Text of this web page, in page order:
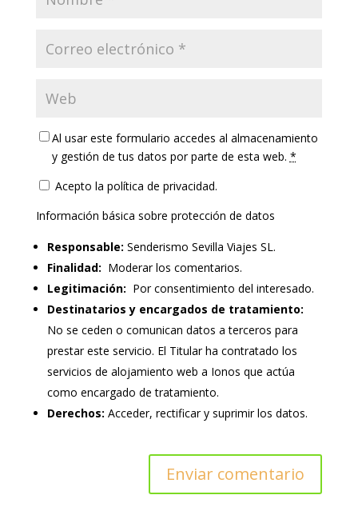
Al usar este formulario accedes al almacenamiento
y gestión de tus datos por parte de esta web. *
Acepto la política de privacidad.
Información básica sobre protección de datos
Responsable: Senderismo Sevilla Viajes SL.
Finalidad: Moderar los comentarios.
Legitimación: Por consentimiento del interesado.
Destinatarios y encargados de tratamiento:
No se ceden o comunican datos a terceros para
prestar este servicio. El Titular ha contratado los
servicios de alojamiento web a Ionos que actúa
como encargado de tratamiento.
Derechos: Acceder, rectificar y suprimir los datos.